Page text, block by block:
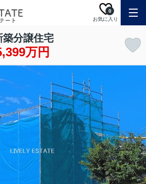
お気に入り
0
分譲住宅
万円